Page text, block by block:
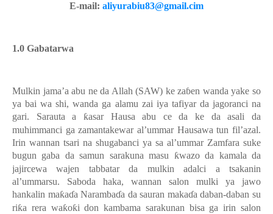
E-mail: aliyurabiu83@gmail.cim
1.0 Gabatarwa
Mulkin jama’a abu ne da Allah (SAW) ke zaɓen wanda yake so
ya bai wa shi, wanda ga alamu zai iya tafiyar da jagoranci na
gari. Sarauta a ƙasar Hausa abu ce da ke da asali da
muhimmanci ga zamantakewar al’ummar Hausawa tun fil’azal.
Irin wannan tsari na shugabanci ya sa al’ummar Zamfara suke
bugun gaba da samun sarakuna masu ƙwazo da kamala da
jajircewa wajen tabbatar da mulkin adalci a tsakanin
al’ummarsu. Saboda haka, wannan salon mulki ya jawo
hankalin maƙaɗa Narambaɗa da sauran makaɗa daban-daban su
riƙa rera waƙoƙi don kambama sarakunan bisa ga irin salon